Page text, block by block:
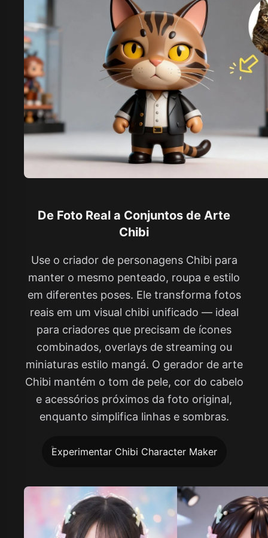
De Foto Real a Conjuntos de Arte
Chibi
Use o criador de personagens Chibi para
manter o mesmo penteado, roupa e estilo
em diferentes poses. Ele transforma fotos
reais em um visual chibi unificado — ideal
para criadores que precisam de ícones
combinados, overlays de streaming ou
miniaturas estilo mangá. O gerador de arte
Chibi mantém o tom de pele, cor do cabelo
e acessórios próximos da foto original,
enquanto simplifica linhas e sombras.
Experimentar Chibi Character Maker